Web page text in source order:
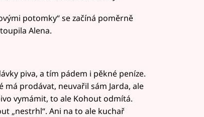
potomky“ se začíná poměrně
Alena.
piva, a tím pádem i pěkné peníze.
prodávat, neuvařil sám Jarda, ale
vymámit, to ale Kohout odmítá.
„nestrhl“. Ani na to ale kuchař